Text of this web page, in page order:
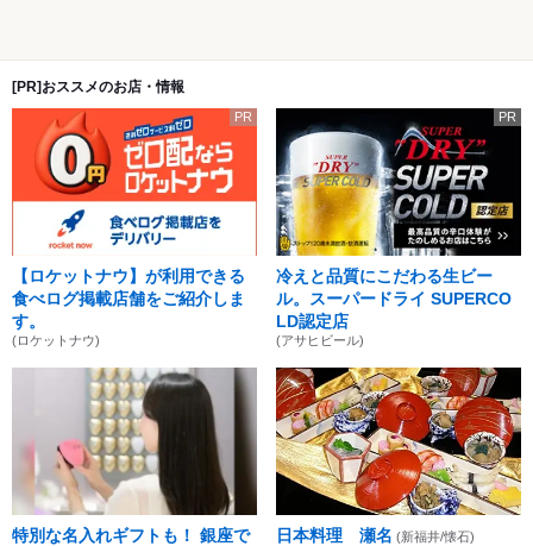
[PR]おススメのお店・情報
PR
【ロケットナウ】が利用できる
食べログ掲載店舗をご紹介しま
す。
(ロケットナウ)
PR
冷えと品質にこだわる生ビー
ル。スーパードライ SUPERCO
LD認定店
(アサヒビール)
特別な名入れギフトも！ 銀座で
日本料理 瀬名 (新福井/懐石)